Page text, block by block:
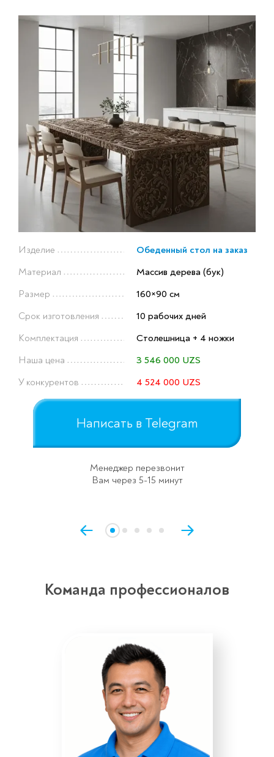
Изделие
Обеденный стол на заказ
Материал
Массив дерева (бук)
Размер
160×90 см
Срок изготовления
10 рабочих дней
Комплектация
Столешница + 4 ножки
Наша цена
3 546 000 UZS
У конкурентов
4 524 000 UZS
Написать в Telegram
Менеджер перезвонит
Вам через 5-15 минут
Команда профессионалов
Оставьте заявку
Спасибо!
Менеджер свяжется с вами в